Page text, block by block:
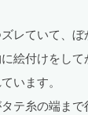
レていて、
絵付けをし
います。
テ糸の端ま